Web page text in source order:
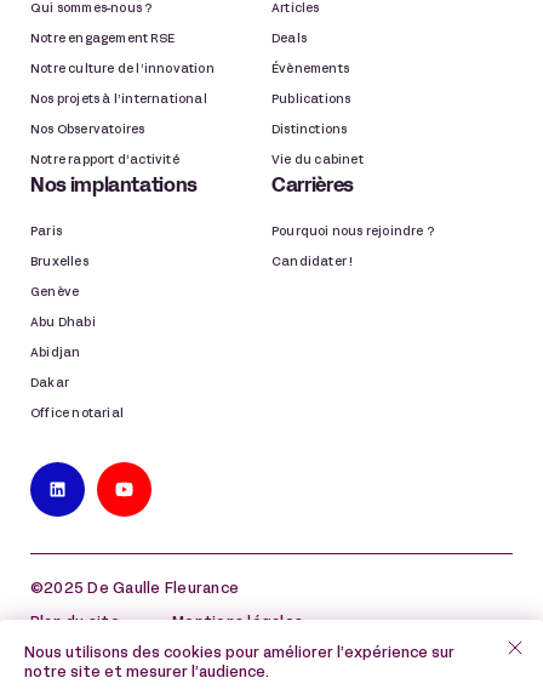
Qui sommes-nous ?
Notre engagement RSE
Notre culture de l’innovation
Nos projets à l’international
Nos Observatoires
Notre rapport d’activité
Articles
Deals
Évènements
Publications
Distinctions
Vie du cabinet
Nos implantations
Paris
Bruxelles
Genève
Abu Dhabi
Abidjan
Dakar
Office notarial
Carrières
Pourquoi nous rejoindre ?
Candidater !
©2025 De Gaulle Fleurance
Plan du site Mentions légales
Politique de protection des données à caractère
personnel
Nous utilisons des cookies pour améliorer l’expérience sur
notre site et mesurer l’audience.